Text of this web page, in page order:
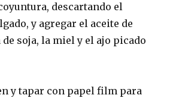
descartando el
y agregar el aceite de
de soja, la miel y el ajo picado
y tapar con papel film para